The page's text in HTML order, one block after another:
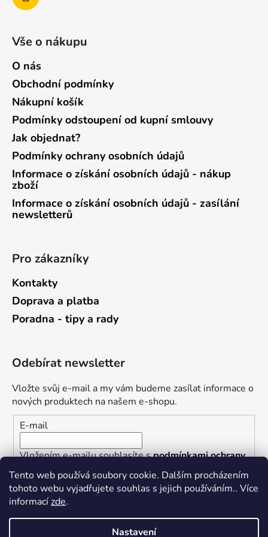
Tento web používá soubory cookie. Dalším procházením
tohoto webu vyjadřujete souhlas s jejich používáním.. Více
informacízde.
Nastavení
Vše o nákupu
O nás
Obchodní podmínky
Nákupní košík
Podmínky odstoupení od kupní smlouvy
Jak objednat?
Podmínky ochrany osobních údajů
Informace o získání osobních údajů - nákup
zboží
Informace o získání osobních údajů - zasílání
newsletterů
Pro zákazníky
Kontakty
Doprava a platba
Poradna - tipy a rady
Odebírat newsletter
Vložte svůj e-mail a my vám budeme zasílat informace o
nových produktech na našem e-shopu.
E-mail
Vložením e-mailu souhlasíte spodmínkami ochrany
osobních údajů
PŘIHLÁSIT SE